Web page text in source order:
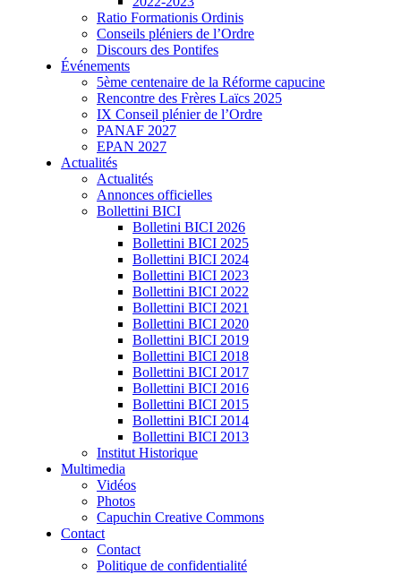
Ratio Formationis Ordinis
Conseils pléniers de l’Ordre
Discours des Pontifes
Événements
5ème centenaire de la Réforme capucine
Rencontre des Frères Laïcs 2025
IX Conseil plénier de l’Ordre
PANAF 2027
EPAN 2027
Actualités
Actualités
Annonces officielles
Bollettini BICI
Bolletini BICI 2026
Bollettini BICI 2025
Bollettini BICI 2024
Bollettini BICI 2023
Bollettini BICI 2022
Bollettini BICI 2021
Bollettini BICI 2020
Bollettini BICI 2019
Bollettini BICI 2018
Bollettini BICI 2017
Bollettini BICI 2016
Bollettini BICI 2015
Bollettini BICI 2014
Bollettini BICI 2013
Institut Historique
Multimedia
Vidéos
Photos
Capuchin Creative Commons
Contact
Contact
Politique de confidentialité